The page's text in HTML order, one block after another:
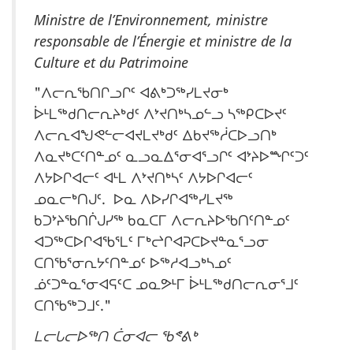
Ministre de l’Environnement, ministre
responsable de l’Énergie et ministre de la
Culture et du Patrimoine
"ᐱᓕᕆᖃᑎᒋᓗᒋᑦ ᐊᕕᒃᑐᖅᓯᒪᔪᓂᒃ
ᐆᒻᒪᖅᑯᑎᓕᕆᔨᒃᑯᑦ ᐱᔾᔪᑎᒃᓴᓄᓪᓗ ᓴᖅᑭᑕᐅᔪᑦ
ᐱᓕᕆᐊᖑᕙᓪᓕᐊᔪᒪᔪᒃᑯᑦ ᐃᑲᔪᖅᓲᑕᐅᓗᑎᒃ
ᐱᓇᔪᒃᑕᑦᑎᓐᓄᑦ ᓇᓗᓇᐃᕐᓂᐊᕐᓗᒋᑦ ᐊᔾᔨᐅᙱᑦᑐᑦ
ᐱᔭᐅᒋᐊᓕᑦ ᐊᒻᒪ ᐱᔾᔪᑎᒃᓴᑦ ᐱᔭᐅᒋᐊᓕᑦ
ᓄᓇᓕᒃᑎᒍᑦ. ᐅᓇ ᐱᐅᓯᒋᐊᖅᓯᒪᔪᖅ
ᑲᑐᔾᔨᖃᑎᒌᒍᓯᖅ ᑲᓇᑕᒥ ᐱᓕᕆᔨᐅᖃᑎᑦᑎᓐᓄᑦ
ᐊᑐᖅᑕᐅᒋᐊᖃᕐᒪᑦ ᒥᒃᖠᒋᐊᕈᑕᐅᔪᓐᓇᕐᓗᓂ
ᑕᑎᖃᕐᓂᕆᔭᑦᑎᓐᓄᑦ ᐅᖅᓱᐊᓗᒃᓴᓄᑦ
ᓅᑦᑐᓐᓇᕐᓂᐊᕋᑦᑕ ᓄᓇᕗᒻᒥ ᐆᒻᒪᖅᑯᑎᓕᕆᓂᕐᒧᑦ
ᑕᑎᖃᖅᑐᒧᑦ."
ᒪᓕᒐᓕᐅᖅᑎ ᑖᓂᐊᓕ ᖃᕝᕕᒃ